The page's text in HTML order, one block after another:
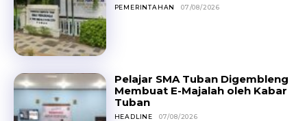
PEMERINTAHAN 07/08/2026
Pelajar SMA Tuban Digembleng
Membuat E-Majalah oleh Kabar
Tuban
HEADLINE 07/08/2026